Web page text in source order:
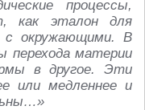
процессы,
как эталон для
с окружающими. В
перехода материи
в другое. Эти
или медленнее и